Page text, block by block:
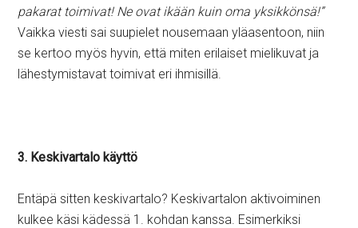
pakarat toimivat! Ne ovat ikään kuin oma yksikkönsä!”
Vaikka viesti sai suupielet nousemaan yläasentoon, niin
se kertoo myös hyvin, että miten erilaiset mielikuvat ja
lähestymistavat toimivat eri ihmisillä.
3. Keskivartalo käyttö
Entäpä sitten keskivartalo? Keskivartalon aktivoiminen
kulkee käsi kädessä 1. kohdan kanssa. Esimerkiksi